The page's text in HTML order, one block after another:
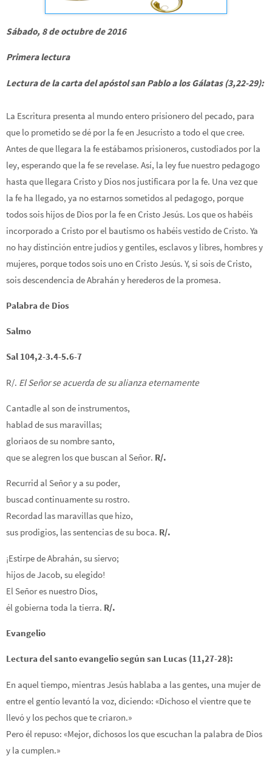
Sábado, 8 de octubre de 2016
Primera lectura
Lectura de la carta del apóstol san Pablo a los Gálatas (3,22-29):
La Escritura presenta al mundo entero prisionero del pecado, para
que lo prometido se dé por la fe en Jesucristo a todo el que cree.
Antes de que llegara la fe estábamos prisioneros, custodiados por la
ley, esperando que la fe se revelase. Así, la ley fue nuestro pedagogo
hasta que llegara Cristo y Dios nos justificara por la fe. Una vez que
la fe ha llegado, ya no estarnos sometidos al pedagogo, porque
todos sois hijos de Dios por la fe en Cristo Jesús. Los que os habéis
incorporado a Cristo por el bautismo os habéis vestido de Cristo. Ya
no hay distinción entre judíos y gentiles, esclavos y libres, hombres y
mujeres, porque todos sois uno en Cristo Jesús. Y, si sois de Cristo,
sois descendencia de Abrahán y herederos de la promesa.
Palabra de Dios
Salmo
Sal 104,2-3.4-5.6-7
R/. El Señor se acuerda de su alianza eternamente
Cantadle al son de instrumentos,
hablad de sus maravillas;
gloriaos de su nombre santo,
que se alegren los que buscan al Señor. R/.
Recurrid al Señor y a su poder,
buscad continuamente su rostro.
Recordad las maravillas que hizo,
sus prodigios, las sentencias de su boca. R/.
¡Estirpe de Abrahán, su siervo;
hijos de Jacob, su elegido!
El Señor es nuestro Dios,
él gobierna toda la tierra. R/.
Evangelio
Lectura del santo evangelio según san Lucas (11,27-28):
En aquel tiempo, mientras Jesús hablaba a las gentes, una mujer de
entre el gentío levantó la voz, diciendo: «Dichoso el vientre que te
llevó y los pechos que te criaron.»
Pero él repuso: «Mejor, dichosos los que escuchan la palabra de Dios
y la cumplen.»